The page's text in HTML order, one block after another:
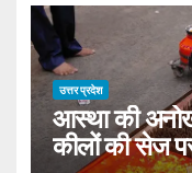
उत्तर प्रदेश
आस्था की
कीलों की सेज